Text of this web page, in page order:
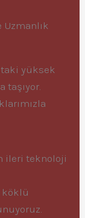
Uzmanlık
yüksek
ileri teknoloji